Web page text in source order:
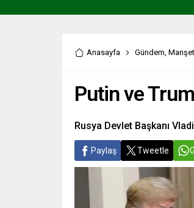
Anasayfa Gündem, Manşet
Putin ve
Rusya Devlet Başkanı
Paylaş Tweetle